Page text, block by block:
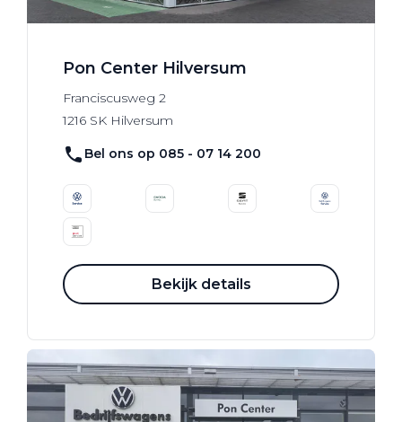
Pon Center Hilversum
Franciscusweg 2
1216 SK Hilversum
Bel ons op 085 - 07 14 200
Bekijk details